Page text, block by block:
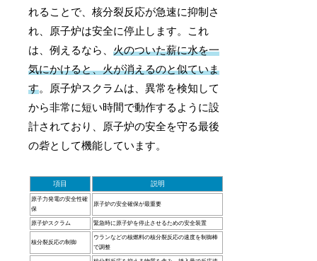
れることで、核分裂反応が急速に抑制さ
れ、原子炉は安全に停止します。これ
は、例えるなら、火のついた薪に水を一
気にかけると、火が消えるのと似ていま
す。原子炉スクラムは、異常を検知して
から非常に短い時間で動作するように設
計されており、原子炉の安全を守る最後
の砦として機能しています。
項目 説明
原子力発電の安全性確
保
原子炉の安全確保が最重要
原子炉スクラム 緊急時に原子炉を停止させるための安全装置
核分裂反応の制御
ウランなどの核燃料の核分裂反応の速度を制御棒
で調整